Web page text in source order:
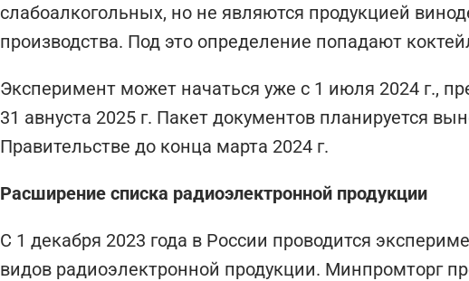
слабоалкогольных, но не являются продукцией
производства. Под это определение попадают
Эксперимент может начаться уже с 1 июля 2024 г.,
31 авнуста 2025 г. Пакет документов планируется
Правительстве до конца марта 2024 г.
Расширение списка радиоэлектронной продукции
С 1 декабря 2023 года в России проводится
видов радиоэлектронной продукции. Минпромторг